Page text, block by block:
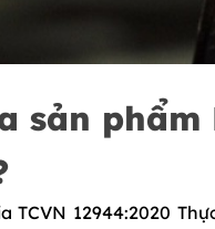
sản
TCVN 12944:2020